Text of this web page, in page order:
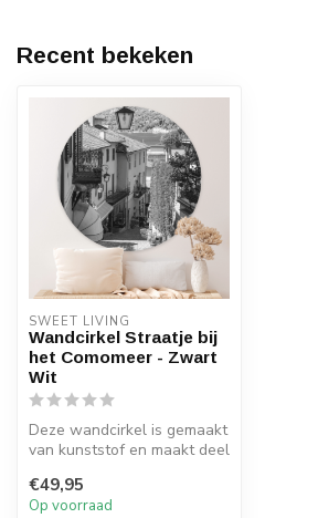
Recent bekeken
SWEET LIVING
Wandcirkel Straatje bij
het Comomeer - Zwart
Wit
Deze wandcirkel is gemaakt
van kunststof en maakt deel
€49,95
Op voorraad